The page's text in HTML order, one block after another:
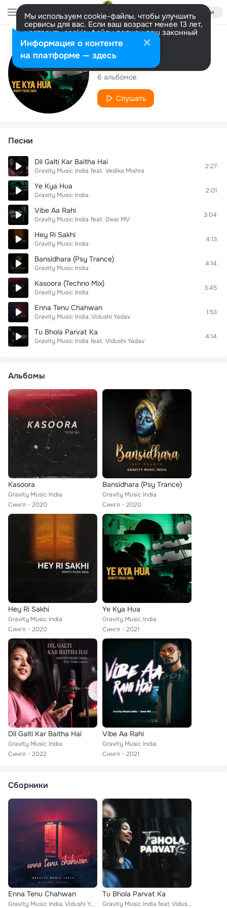
Войти
Мы используем cookie-файлы, чтобы улучшить
сервисы для вас. Если ваш возраст менее 13 лет,
настроить cookie-файлы должен ваш законный
представитель. Больше информации
Разрешить все Настроить
Исполнитель
Gravity Music India
6 альбомов
Слушать
Песни
Dil Galti Kar Baitha Hai
Gravity Music India feat. Vedika Mishra
2:27
Ye Kya Hua
Gravity Music India
2:01
Vibe Aa Rahi
Gravity Music India feat. Dear MV
3:04
Hey Ri Sakhi
Gravity Music India
4:13
Bansidhara (Psy Trance)
Gravity Music India
4:14
Kasoora (Techno Mix)
Gravity Music India
3:45
Enna Tenu Chahwan
Gravity Music India Vidushi Yadav
1:53
Tu Bhola Parvat Ka
Gravity Music India feat. Vidushi Yadav
4:14
Альбомы
Kasoora
Gravity Music India
Сингл
2020
Bansidhara (Psy Trance)
Gravity Music India
Сингл
2020
Hey Ri Sakhi
Gravity Music India
Сингл
2020
Ye Kya Hua
Gravity Music India
Сингл
2021
Dil Galti Kar Baitha Hai
Gravity Music India
Сингл
2022
Vibe Aa Rahi
Gravity Music India
Сингл
2021
Сборники
Enna Tenu Chahwan
Gravity Music India, Vidushi Yadav
Tu Bhola Parvat Ka
Gravity Music India feat. Vidushi Yadav
Информация о контенте
на платформе — здесь